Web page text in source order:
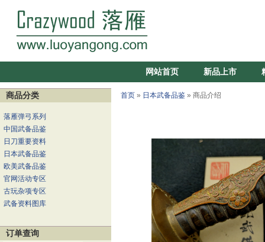
网站首页 新品上市
商品分类
落雁弹弓系列
中国武备品鉴
日刀重要资料
日本武备品鉴
欧美武备品鉴
官网活动专区
古玩杂项专区
武备资料图库
订单查询
首页 » 日本武备品鉴 » 商品介绍